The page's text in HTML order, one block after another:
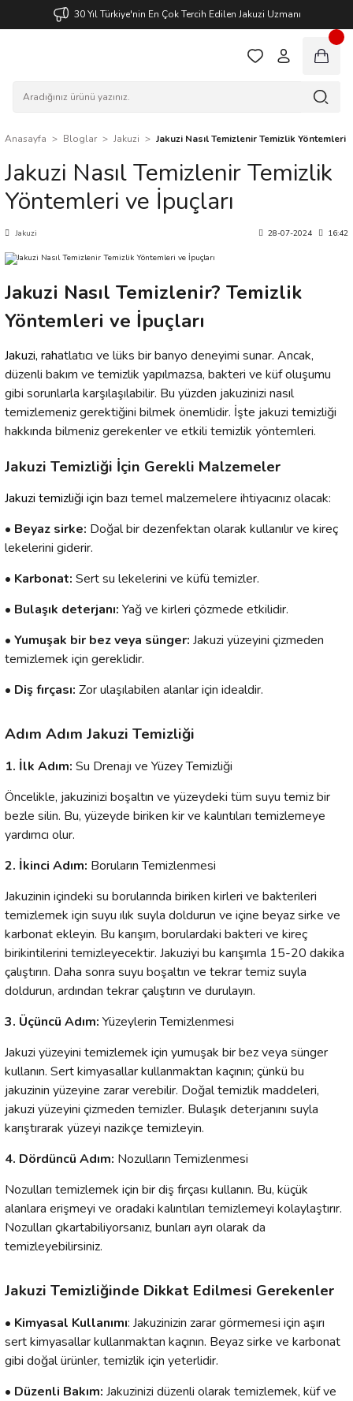
30 Yıl Türkiye'nin En Çok Tercih Edilen Jakuzi Uzmanı
Anasayfa Bloglar Jakuzi Jakuzi Nasıl Temizlenir Temizlik Yöntemleri
Jakuzi Nasıl Temizlenir Temizlik
Yöntemleri ve İpuçları
Jakuzi 28-07-2024 16:42
Jakuzi Nasıl Temizlenir? Temizlik
Yöntemleri ve İpuçları
Jakuzi, rahatlatıcı ve lüks bir banyo deneyimi sunar. Ancak,
düzenli bakım ve temizlik yapılmazsa, bakteri ve küf oluşumu
gibi sorunlarla karşılaşılabilir. Bu yüzden jakuzinizi nasıl
temizlemeniz gerektiğini bilmek önemlidir. İşte jakuzi temizliği
hakkında bilmeniz gerekenler ve etkili temizlik yöntemleri.
Jakuzi Temizliği İçin Gerekli Malzemeler
Jakuzi temizliği için bazı temel malzemelere ihtiyacınız olacak:
• Beyaz sirke: Doğal bir dezenfektan olarak kullanılır ve kireç
lekelerini giderir.
• Karbonat: Sert su lekelerini ve küfü temizler.
• Bulaşık deterjanı: Yağ ve kirleri çözmede etkilidir.
• Yumuşak bir bez veya sünger: Jakuzi yüzeyini çizmeden
temizlemek için gereklidir.
• Diş fırçası: Zor ulaşılabilen alanlar için idealdir.
Adım Adım Jakuzi Temizliği
1. İlk Adım: Su Drenajı ve Yüzey Temizliği
Öncelikle, jakuzinizi boşaltın ve yüzeydeki tüm suyu temiz bir
bezle silin. Bu, yüzeyde biriken kir ve kalıntıları temizlemeye
yardımcı olur.
2. İkinci Adım: Boruların Temizlenmesi
Jakuzinin içindeki su borularında biriken kirleri ve bakterileri
temizlemek için suyu ılık suyla doldurun ve içine beyaz sirke ve
karbonat ekleyin. Bu karışım, borulardaki bakteri ve kireç
birikintilerini temizleyecektir. Jakuziyi bu karışımla 15-20 dakika
çalıştırın. Daha sonra suyu boşaltın ve tekrar temiz suyla
doldurun, ardından tekrar çalıştırın ve durulayın.
3. Üçüncü Adım: Yüzeylerin Temizlenmesi
Jakuzi yüzeyini temizlemek için yumuşak bir bez veya sünger
kullanın. Sert kimyasallar kullanmaktan kaçının; çünkü bu
jakuzinin yüzeyine zarar verebilir. Doğal temizlik maddeleri,
jakuzi yüzeyini çizmeden temizler. Bulaşık deterjanını suyla
karıştırarak yüzeyi nazikçe temizleyin.
4. Dördüncü Adım: Nozulların Temizlenmesi
Nozulları temizlemek için bir diş fırçası kullanın. Bu, küçük
alanlara erişmeyi ve oradaki kalıntıları temizlemeyi kolaylaştırır.
Nozulları çıkartabiliyorsanız, bunları ayrı olarak da
temizleyebilirsiniz.
Jakuzi Temizliğinde Dikkat Edilmesi Gerekenler
• Kimyasal Kullanımı: Jakuzinizin zarar görmemesi için aşırı
sert kimyasallar kullanmaktan kaçının. Beyaz sirke ve karbonat
gibi doğal ürünler, temizlik için yeterlidir.
• Düzenli Bakım: Jakuzinizi düzenli olarak temizlemek, küf ve